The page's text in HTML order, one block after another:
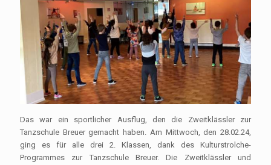
Das war ein sportlicher Ausflug, den die Zweitklässler zur
Tanzschule Breuer gemacht haben. Am Mittwoch, den 28.02.24,
ging es für alle drei 2. Klassen, dank des Kulturstrolche-
Programmes zur Tanzschule Breuer. Die Zweitklässler und